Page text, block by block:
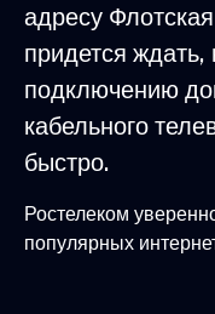
адресу
придется
подключению
кабельного
быстро.
Ростелеком
популярных